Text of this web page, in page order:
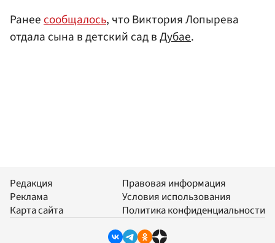
Ранеесообщалось, что Виктория Лопырева
отдала сына в детский сад вДубае.
Редакция
Реклама
Карта сайта
Правовая информация
Условия использования
Политика конфиденциальности